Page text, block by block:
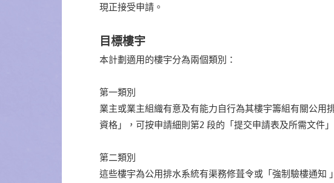
現正接受申請。
目標樓宇
本計劃適用的樓宇分為兩個類別：
第一類別
業主或業主組織有意及有能力自行為其樓宇籌組有關公用
資格」，可按申請細則第2 段的「提交申請表及所需文件
第二類別
這些樓宇為公用排水系統有渠務修葺令或「強制驗樓通